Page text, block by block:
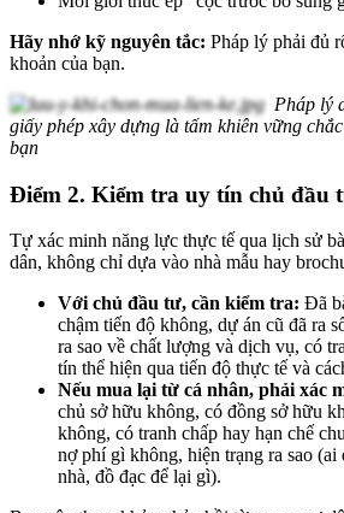
Hãy nhớ kỹ nguyên tắc: Pháp lý phải đủ
khoản của bạn.
Pháp lý
giấy phép xây dựng là tấm khiên vững
bạn
Điểm 2. Kiểm tra uy tín chủ đầu
Tự xác minh năng lực thực tế qua lịch sử
dân, không chỉ dựa vào nhà mẫu hay
Với chủ đầu tư, cần kiểm tra: Đã
chậm tiến độ không, dự án cũ đã ra
ra sao về chất lượng và dịch vụ, có
tín thể hiện qua tiến độ thực tế và
Nếu mua lại từ cá nhân, phải xác
chủ sở hữu không, có đồng sở hữu
không, có tranh chấp hay hạn chế
nợ phí gì không, hiện trạng ra sao (ai
nhà, đồ đạc để lại gì).